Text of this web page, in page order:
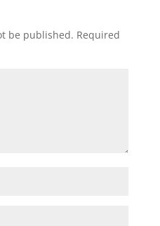
be published. Required